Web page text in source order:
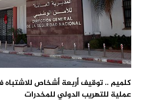
كلميم .. توقيف أربعة أشخاص
عملية للتهريب الدولي للمخدرات